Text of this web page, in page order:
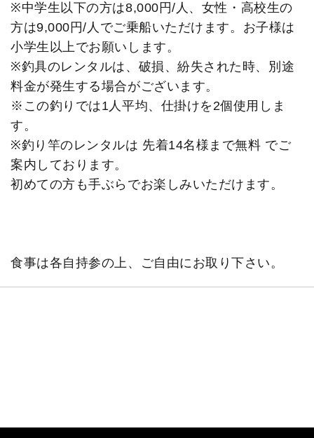
※中学生以下の方は8,000円/人、女性・高校生の
方は9,000円/人でご乗船いただけます。お子様は
小学生以上でお願いします。
※釣具のレンタルは、破損、紛失された時、別途
料金が発生する場合がございます。
※この釣りでは1人平均、仕掛けを2個使用しま
す。
※釣り竿のレンタルは 先着14名様まで無料 でご
案内しております。
初めての方も手ぶらでお楽しみいただけます。
食事は各自持参の上、ご自由にお取り下さい。